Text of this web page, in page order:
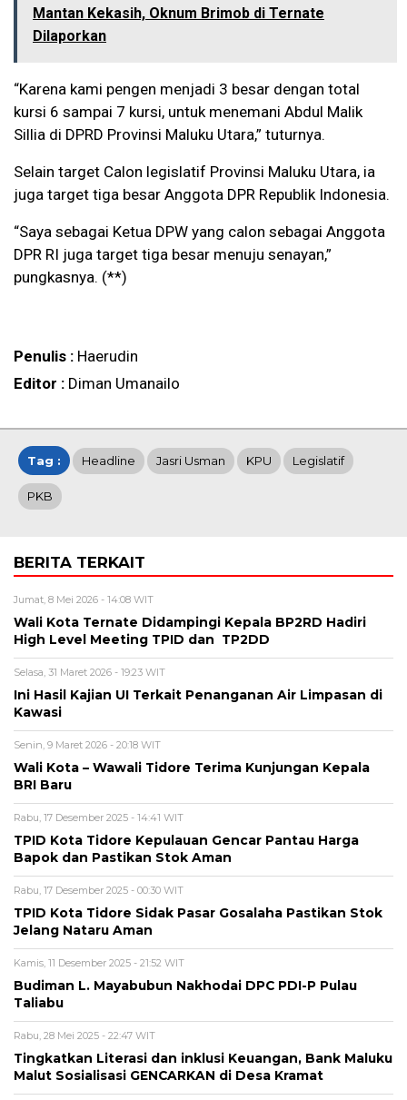
Mantan Kekasih, Oknum Brimob di Ternate
Dilaporkan
“Karena kami pengen menjadi 3 besar dengan total
kursi 6 sampai 7 kursi, untuk menemani Abdul Malik
Sillia di DPRD Provinsi Maluku Utara,” tuturnya.
Selain target Calon legislatif Provinsi Maluku Utara, ia
juga target tiga besar Anggota DPR Republik Indonesia.
“Saya sebagai Ketua DPW yang calon sebagai Anggota
DPR RI juga target tiga besar menuju senayan,”
pungkasnya. (**)
Penulis : Haerudin
Editor : Diman Umanailo
Tag : Headline Jasri Usman KPU Legislatif
PKB
BERITA TERKAIT
Jumat, 8 Mei 2026 - 14:08 WIT
Wali Kota Ternate Didampingi Kepala BP2RD Hadiri
High Level Meeting TPID dan TP2DD
Selasa, 31 Maret 2026 - 19:23 WIT
Ini Hasil Kajian UI Terkait Penanganan Air Limpasan di
Kawasi
Senin, 9 Maret 2026 - 20:18 WIT
Wali Kota – Wawali Tidore Terima Kunjungan Kepala
BRI Baru
Rabu, 17 Desember 2025 - 14:41 WIT
TPID Kota Tidore Kepulauan Gencar Pantau Harga
Bapok dan Pastikan Stok Aman
Rabu, 17 Desember 2025 - 00:30 WIT
TPID Kota Tidore Sidak Pasar Gosalaha Pastikan Stok
Jelang Nataru Aman
Kamis, 11 Desember 2025 - 21:52 WIT
Budiman L. Mayabubun Nakhodai DPC PDI-P Pulau
Taliabu
Rabu, 28 Mei 2025 - 22:47 WIT
Tingkatkan Literasi dan inklusi Keuangan, Bank Maluku
Malut Sosialisasi GENCARKAN di Desa Kramat